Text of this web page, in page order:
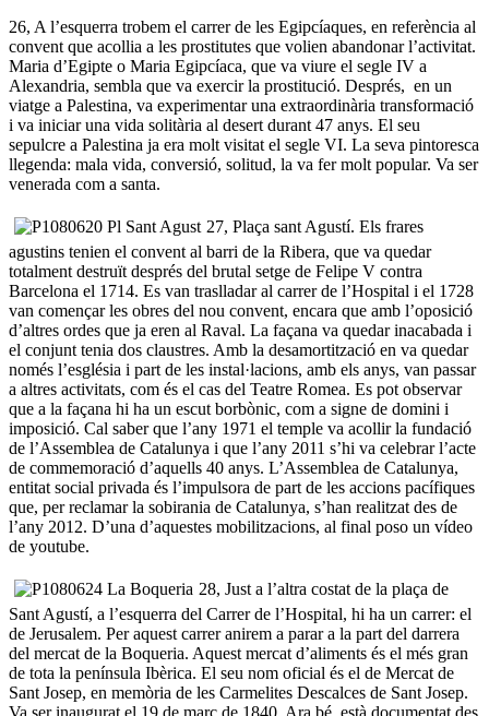
26, A l’esquerra trobem el carrer de les Egipcíaques, en referència al
convent que acollia a les prostitutes que volien abandonar l’activitat.
Maria d’Egipte o Maria Egipcíaca, que va viure el segle IV a
Alexandria, sembla que va exercir la prostitució. Després, en un
viatge a Palestina, va experimentar una extraordinària transformació
i va iniciar una vida solitària al desert durant 47 anys. El seu
sepulcre a Palestina ja era molt visitat el segle VI. La seva pintoresca
llegenda: mala vida, conversió, solitud, la va fer molt popular. Va ser
venerada com a santa.
27, Plaça sant Agustí. Els frares
agustins tenien el convent al barri de la Ribera, que va quedar
totalment destruït després del brutal setge de Felipe V contra
Barcelona el 1714. Es van traslladar al carrer de l’Hospital i el 1728
van començar les obres del nou convent, encara que amb l’oposició
d’altres ordes que ja eren al Raval. La façana va quedar inacabada i
el conjunt tenia dos claustres. Amb la desamortització en va quedar
només l’església i part de les instal·lacions, amb els anys, van passar
a altres activitats, com és el cas del Teatre Romea. Es pot observar
que a la façana hi ha un escut borbònic, com a signe de domini i
imposició. Cal saber que l’any 1971 el temple va acollir la fundació
de l’Assemblea de Catalunya i que l’any 2011 s’hi va celebrar l’acte
de commemoració d’aquells 40 anys. L’Assemblea de Catalunya,
entitat social privada és l’impulsora de part de les accions pacífiques
que, per reclamar la sobirania de Catalunya, s’han realitzat des de
l’any 2012. D’una d’aquestes mobilitzacions, al final poso un vídeo
de youtube.
28, Just a l’altra costat de la plaça de
Sant Agustí, a l’esquerra del Carrer de l’Hospital, hi ha un carrer: el
de Jerusalem. Per aquest carrer anirem a parar a la part del darrera
del mercat de la Boqueria. Aquest mercat d’aliments és el més gran
de tota la península Ibèrica. El seu nom oficial és el de Mercat de
Sant Josep, en memòria de les Carmelites Descalces de Sant Josep.
Va ser inaugurat el 19 de març de 1840. Ara bé, està documentat des